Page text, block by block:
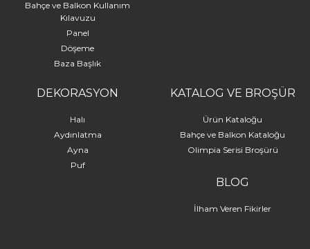
Bahçe ve Balkon Kullanım
Kılavuzu
Panel
Döşeme
Baza Başlık
DEKORASYON
Halı
Aydınlatma
Ayna
Puf
KATALOG VE BROŞÜR
Ürün Kataloğu
Bahçe ve Balkon Kataloğu
Olimpia Serisi Broşürü
BLOG
İlham Veren Fikirler